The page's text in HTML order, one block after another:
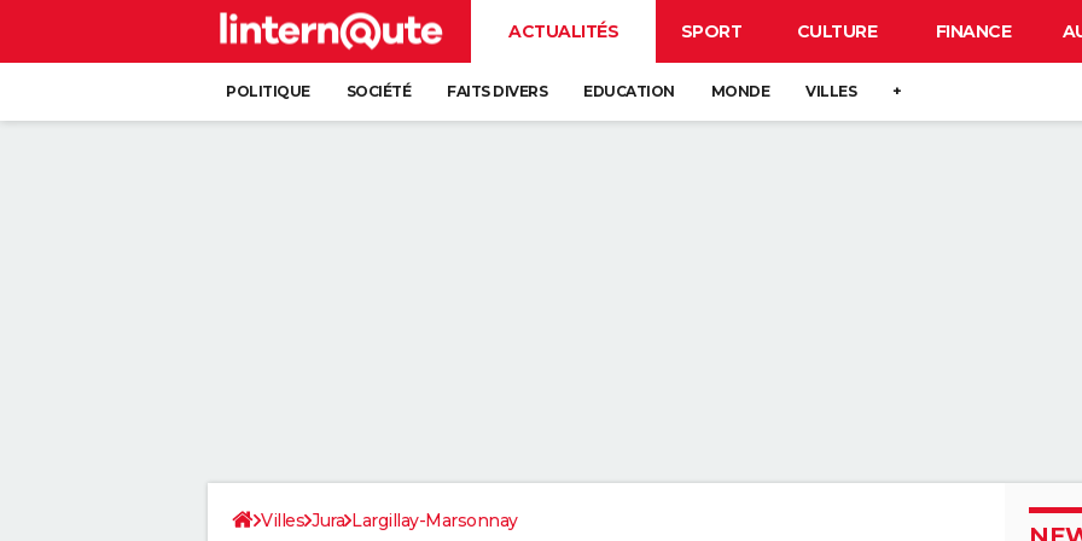
ACTUALITÉS SPORT CULTURE FINANCE
POLITIQUE SOCIÉTÉ FAITS DIVERS EDUCATION MONDE VILLES +
Villes Jura Largillay-Marsonnay